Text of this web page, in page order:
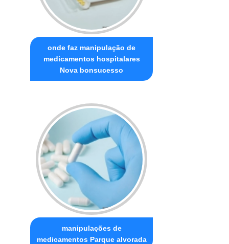
onde faz manipulação de
medicamentos hospitalares
Nova bonsucesso
manipulações de
medicamentos Parque alvorada